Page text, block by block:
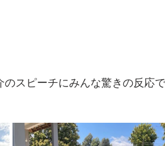
スピーチにみんな驚きの反応で